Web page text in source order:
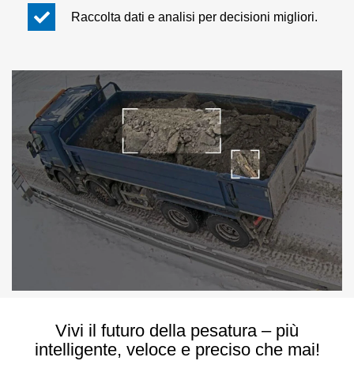
Raccolta dati e analisi per decisioni migliori.
Vivi il futuro della pesatura – più
intelligente, veloce e preciso che mai!